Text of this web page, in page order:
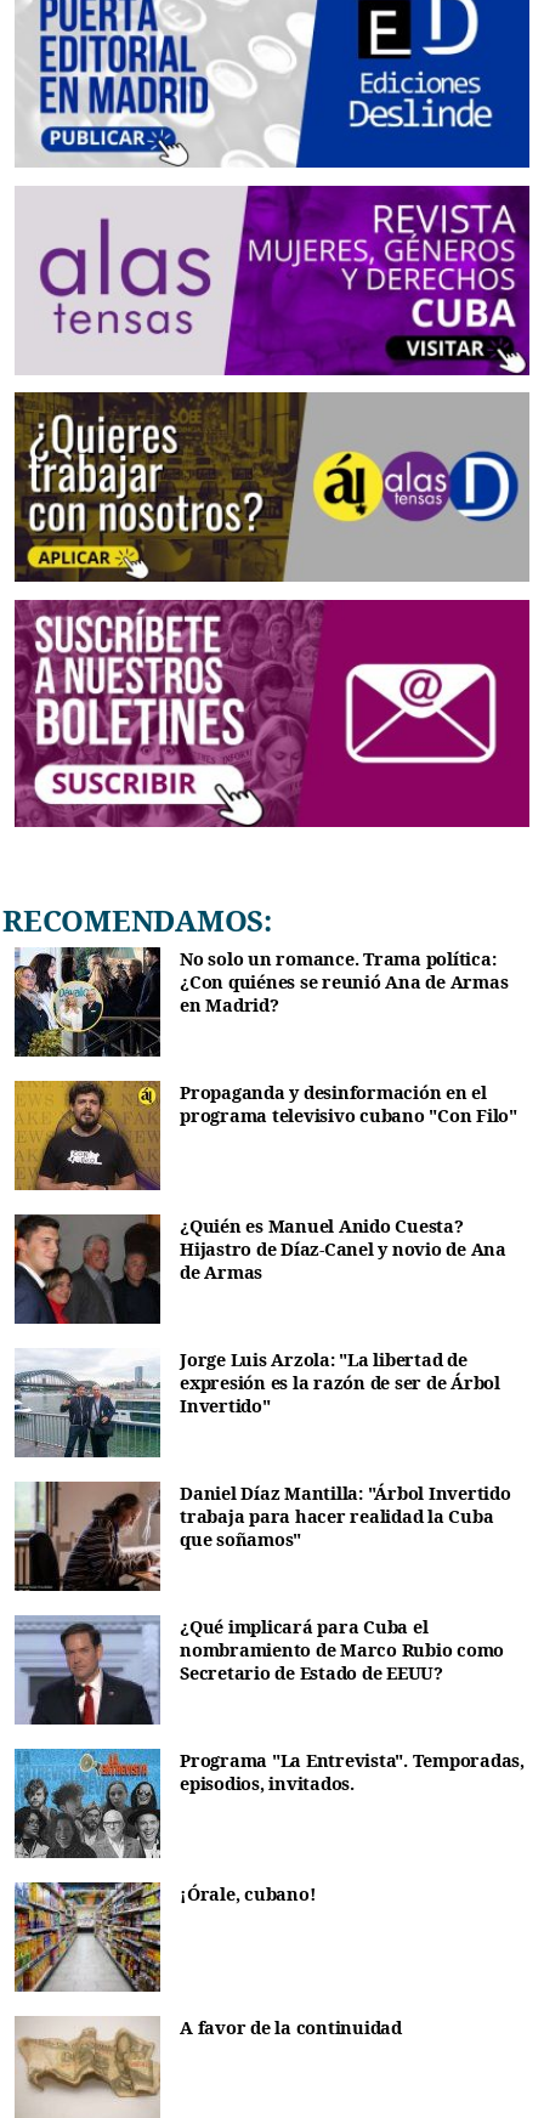
RECOMENDAMOS:
No solo un romance. Trama política:
¿Con quiénes se reunió Ana de Armas
en Madrid?
Propaganda y desinformación en el
programa televisivo cubano "Con Filo"
¿Quién es Manuel Anido Cuesta?
Hijastro de Díaz-Canel y novio de Ana
de Armas
Jorge Luis Arzola: "La libertad de
expresión es la razón de ser de Árbol
Invertido"
Daniel Díaz Mantilla: "Árbol Invertido
trabaja para hacer realidad la Cuba
que soñamos"
¿Qué implicará para Cuba el
nombramiento de Marco Rubio como
Secretario de Estado de EEUU?
Programa "La Entrevista". Temporadas,
episodios, invitados.
¡Órale, cubano!
A favor de la continuidad